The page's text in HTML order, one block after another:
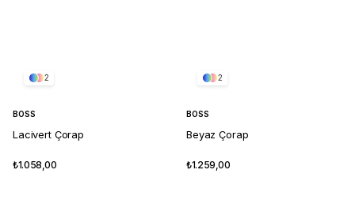
2
BOSS
Lacivert Çorap
₺1.058,00
2
BOSS
Beyaz Çorap
₺1.259,00